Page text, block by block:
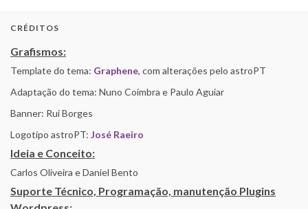
CRÉDITOS
Grafismos:
Template do tema: Graphene, com alterações pelo astroPT
Adaptação do tema: Nuno Coimbra e Paulo Aguiar
Banner: Rui Borges
Logotipo astroPT: José Raeiro
Ideia e Conceito:
Carlos Oliveira e Daniel Bento
Suporte Técnico, Programação, manutenção Plugins